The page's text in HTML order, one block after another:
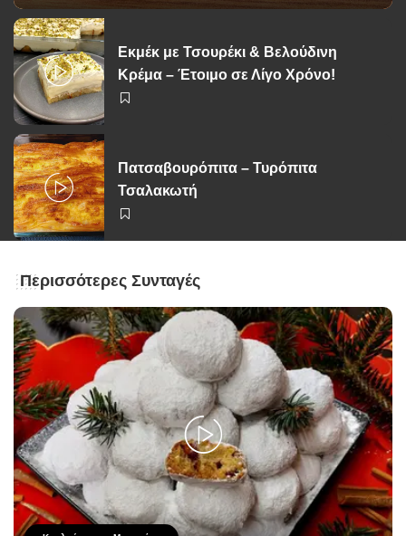
Posted
by
George Zolis 12 Μαρτίου 2026
Εκμέκ με Τσουρέκι & Βελούδινη
Κρέμα – Έτοιμο σε Λίγο Χρόνο!
Πατσαβουρόπιτα – Τυρόπιτα
Τσαλακωτή
Περισσότερες Συνταγές